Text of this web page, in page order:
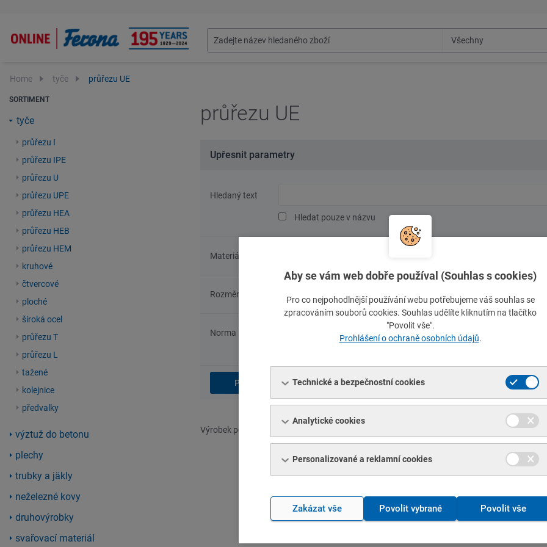
Home tyče průřezu UE
SORTIMENT
tyče
průřezu I
průřezu IPE
průřezu U
průřezu UPE
průřezu HEA
průřezu HEB
průřezu HEM
kruhové
čtvercové
ploché
široká ocel
průřezu T
průřezu L
tažené
kolejnice
předvalky
výztuž do betonu
plechy
trubky a jäkly
neželezné kovy
druhovýrobky
svařovací materiál
průřezu UE
Upřesnit parametry
Hledaný text
Hledat pouze v názvu
Materiál
Rozměry
2
3
Norma
Číslo
normy
Vymazat filtr
Výrobek požadovaných vlastností nebyl nalezen
Aby se vám web dobře používal (Souhlas s cookies)
Pro co nejpohodlnější používání webu potřebujeme váš souhlas se
zpracováním souborů cookies. Souhlas udělíte kliknutím na tlačítko
"Povolit vše".
Prohlášení o ochraně osobních údajů.
Technické a bezpečnostní cookies
Analytické cookies
Personalizované a reklamní cookies
Povolit vše
Zakázat vše Povolit vybrané